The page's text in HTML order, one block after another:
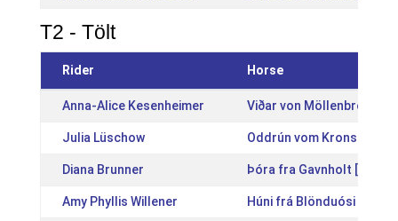
T2 - Tölt
Rider Horse
Anna-Alice Kesenheimer Viðar von Möllenbronn
Julia Lüschow Oddrún vom Kronshof
Diana Brunner Þóra fra Gavnholt
Amy Phyllis Willener Húni frá Blönduósi